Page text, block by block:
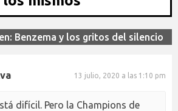
Benzema y los gritos del silencio
13 julio, 2020 a las 1:10 pm
difícil. Pero la Champions de